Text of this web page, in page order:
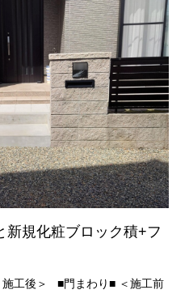
新規化粧ブロック積+フ
工後＞ ■門まわり■ ＜施工前